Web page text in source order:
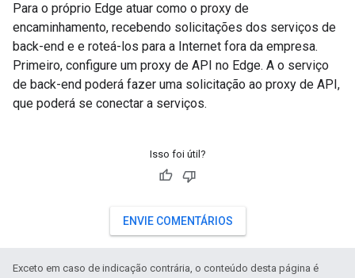
Para o próprio Edge atuar como o proxy de
encaminhamento, recebendo solicitações dos serviços de
back-end e e roteá-los para a Internet fora da empresa.
Primeiro, configure um proxy de API no Edge. A o serviço
de back-end poderá fazer uma solicitação ao proxy de API,
que poderá se conectar a serviços.
Isso foi útil?
ENVIE COMENTÁRIOS
Exceto em caso de indicação contrária, o conteúdo desta página é